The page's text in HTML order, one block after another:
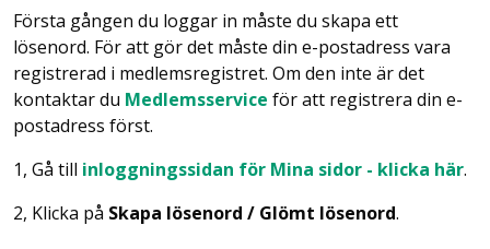
Första gången du loggar in måste du skapa ett
lösenord. För att gör det måste din e-postadress vara
registrerad i medlemsregistret. Om den inte är det
kontaktar du Medlemsservice för att registrera din e-
postadress först.
1, Gå till inloggningssidan för Mina sidor - klicka här.
2, Klicka på Skapa lösenord / Glömt lösenord.